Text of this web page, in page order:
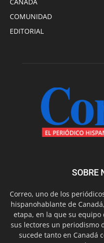
COMUNIDAD
EDITORIAL
SOBRE
Correo, uno de los
hispanohablante de
etapa, en la que su
sus lectores un periodismo
sucede tanto en Canadá